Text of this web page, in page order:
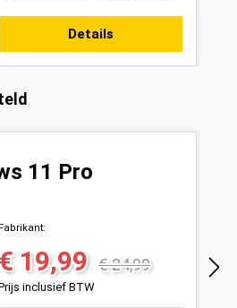
2026 beveilig je in één keer tot
Details
11 Pro
Fabrikant:
Verkoopprijs:
€ 19,99 Normale prijs:
€ 24,99
inclusief BTW